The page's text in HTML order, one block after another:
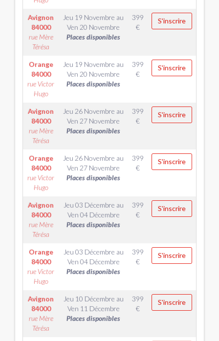
Avignon
84000
rue Mère
Térésa
Jeu 19 Novembre au
Ven 20 Novembre
Places disponibles
399
€
S'inscrire
Orange
84000
rue Victor
Hugo
Jeu 19 Novembre au
Ven 20 Novembre
Places disponibles
399
€
S'inscrire
Avignon
84000
rue Mère
Térésa
Jeu 26 Novembre au
Ven 27 Novembre
Places disponibles
399
€
S'inscrire
Orange
84000
rue Victor
Hugo
Jeu 26 Novembre au
Ven 27 Novembre
Places disponibles
399
€
S'inscrire
Avignon
84000
rue Mère
Térésa
Jeu 03 Décembre au
Ven 04 Décembre
Places disponibles
399
€
S'inscrire
Orange
84000
rue Victor
Hugo
Jeu 03 Décembre au
Ven 04 Décembre
Places disponibles
399
€
S'inscrire
Avignon
84000
rue Mère
Térésa
Jeu 10 Décembre au
Ven 11 Décembre
Places disponibles
399
€
S'inscrire